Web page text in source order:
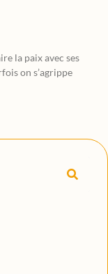
la paix avec ses
on s’agrippe